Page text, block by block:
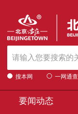
搜本网 一网通查
要闻动态